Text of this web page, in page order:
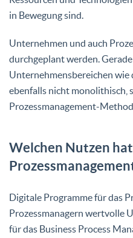
in Bewegung sind.
Unternehmen und auch
durchgeplant werden.
Unternehmensbereichen
ebenfalls nicht monolithisch,
Prozessmanagement-
Welchen Nutzen
Digitale Programme für das
Prozessmanagern wertvolle
für das Business Process